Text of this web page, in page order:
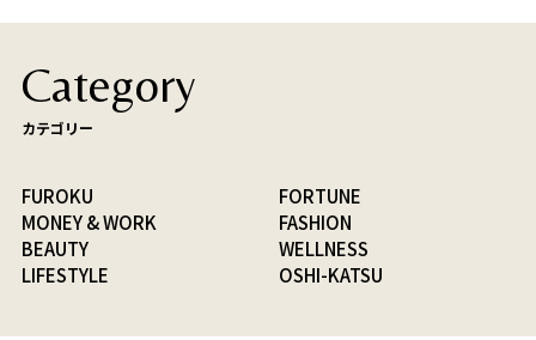
Category
カテゴリー
FUROKU
FORTUNE
MONEY & WORK
FASHION
BEAUTY
WELLNESS
LIFESTYLE
OSHI-KATSU